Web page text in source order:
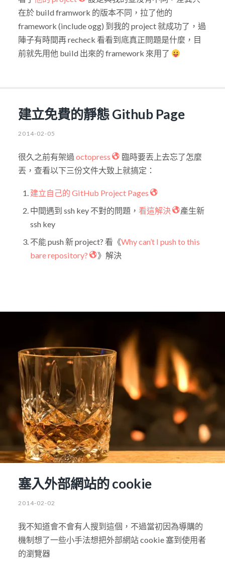
在於 build framwork 的版本不同，拉了他的
framework (include ogg) 到我的 project 就成功了，過
陣子有時間再 recheck 看看到底真正問題是什麼，目
前就先用他 build 出來的 framework 來用了
建立免費的靜態 Github Page
2014-02-05
很久之前有架過 octopress
臨時要丟上去忘了怎麼
丟，查看以下三份文件大致上就搞定：
建立自己的 GitHub Project Pages
中間遇到 ssh key 不對的問題，看這解決
產生新
ssh key
不能 push 新 project? 看《Why can’t I push to this
bare repository?
》解決
塞入外部網站的 cookie
2014-02-02
我不知道會不會有人搜到這個，不過當初因為導購的
機制想了一些小手法想把外部網站 cookie 塞到使用者
的瀏覽器